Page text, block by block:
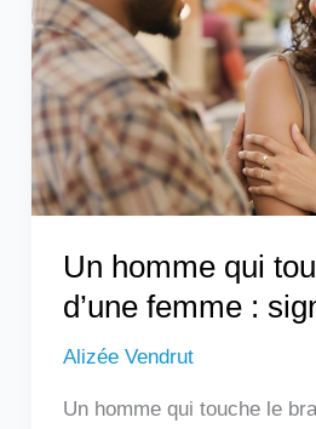
Un homme qui
d’une femme :
Alizée Vendrut
Un homme qui touche le
touche
le
bras
d’une
femme
:
signification